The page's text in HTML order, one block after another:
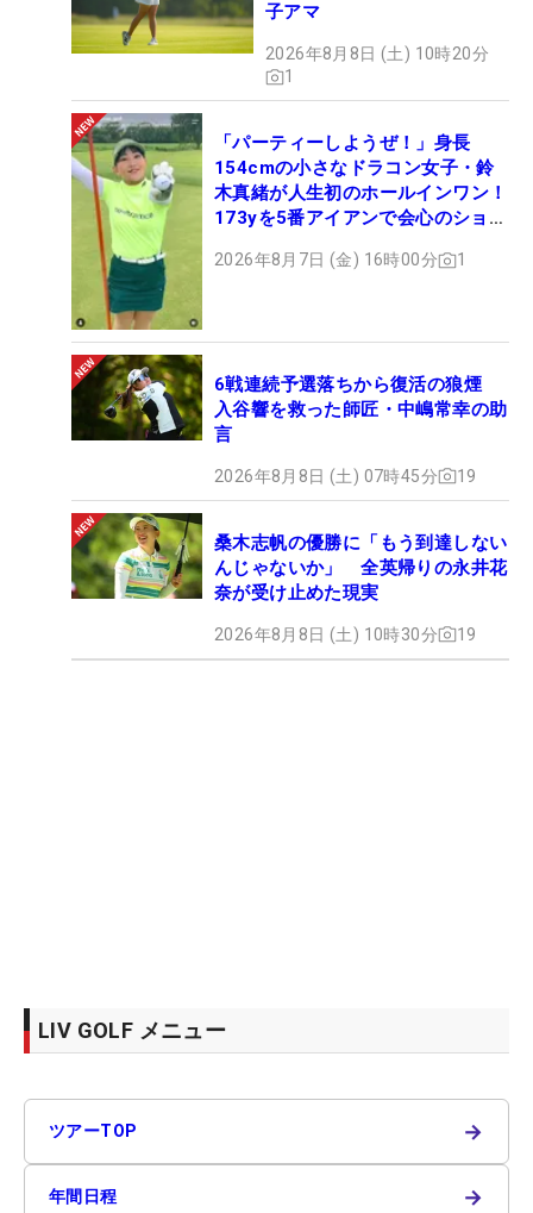
子アマ
2026年8月8日 (土) 10時20分
1
「パーティーしようぜ！」身長
154cmの小さなドラコン女子・鈴
木真緒が人生初のホールインワン！
173yを5番アイアンで会心のショッ
2026年8月7日 (金) 16時00分 1
6戦連続予選落ちから復活の狼煙
入谷響を救った師匠・中嶋常幸の助
言
2026年8月8日 (土) 07時45分 19
桑木志帆の優勝に「もう到達しない
んじゃないか」 全英帰りの永井花
奈が受け止めた現実
2026年8月8日 (土) 10時30分 19
LIV GOLF メニュー
ツアーTOP →
年間日程 →